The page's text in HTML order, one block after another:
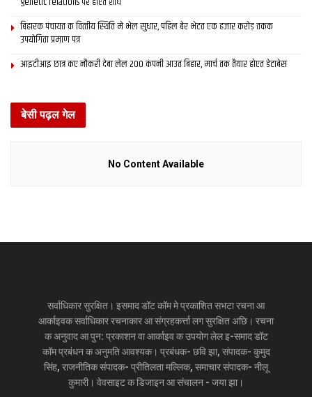
बिहारक पंचायत क वित्‍तीय स्थिति मे भेल सुधार, पहिल बेर भेटत एक हजार करोड़ तकक
उपयोगिता प्रमाण पत्र
आइटीआइ छात्र कए नौकरी देबा लेल 200 कंपनी आउत बिहार, मार्च तक तैयार होएत डेटाबेस
बेसी पढ़ल गेल
No Content Available
सर्वाधिकार सुरक्षित। इसमाद डॉट कॉम मे प्रकाशित सभटा रचना आ
आर्काइवक सर्वाधिकार रचनाकार आ संग्रहकर्त्ता लग सुरक्षित अछि। रचना
क अनुवाद आ पुन: प्रकाशन वा आर्काइव क उपयोग लेल इ-समाद डॉट
कॉम प्रबंधन क अनुमति आवश्यक। प्रबंधक- छवि झा, संपादक- कुमुद
सिंह, राजनीतिक संपादक- प्रीतिलता मल्लिक, समाचार संपादक- नीलू
कुमारी। वेवसाइट क डिजाइन आ संचालन - जया झा।